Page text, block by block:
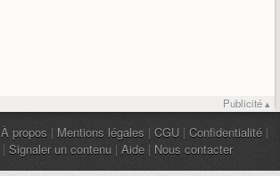
Publicité ▴
À propos | Mentions légales | CGU | Confidentialité |
| Signaler un contenu | Aide | Nous contacter